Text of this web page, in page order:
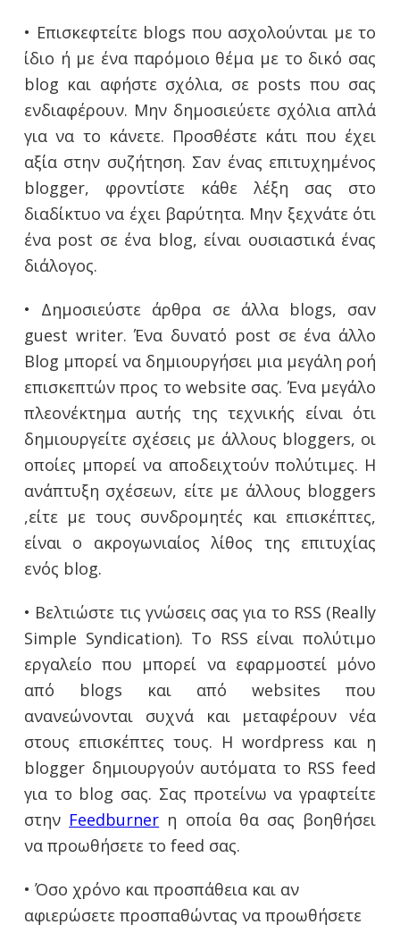
• Επισκεφτείτε blogs που ασχολούνται με το
ίδιο ή με ένα παρόμοιο θέμα με το δικό σας
blog και αφήστε σχόλια, σε posts που σας
ενδιαφέρουν. Μην δημοσιεύετε σχόλια απλά
για να το κάνετε. Προσθέστε κάτι που έχει
αξία στην συζήτηση. Σαν ένας επιτυχημένος
blogger, φροντίστε κάθε λέξη σας στο
διαδίκτυο να έχει βαρύτητα. Μην ξεχνάτε ότι
ένα post σε ένα blog, είναι ουσιαστικά ένας
διάλογος.
• Δημοσιεύστε άρθρα σε άλλα blogs, σαν
guest writer. Ένα δυνατό post σε ένα άλλο
Blog μπορεί να δημιουργήσει μια μεγάλη ροή
επισκεπτών προς το website σας. Ένα μεγάλο
πλεονέκτημα αυτής της τεχνικής είναι ότι
δημιουργείτε σχέσεις με άλλους bloggers, οι
οποίες μπορεί να αποδειχτούν πολύτιμες. Η
ανάπτυξη σχέσεων, είτε με άλλους bloggers
,είτε με τους συνδρομητές και επισκέπτες,
είναι ο ακρογωνιαίος λίθος της επιτυχίας
ενός blog.
• Βελτιώστε τις γνώσεις σας για το RSS (Really
Simple Syndication). Το RSS είναι πολύτιμο
εργαλείο που μπορεί να εφαρμοστεί μόνο
από blogs και από websites που
ανανεώνονται συχνά και μεταφέρουν νέα
στους επισκέπτες τους. Η wordpress και η
blogger δημιουργούν αυτόματα το RSS feed
για το blog σας. Σας προτείνω να γραφτείτε
στην Feedburner η οποία θα σας βοηθήσει
να προωθήσετε το feed σας.
• Όσο χρόνο και προσπάθεια και αν
αφιερώσετε προσπαθώντας να προωθήσετε